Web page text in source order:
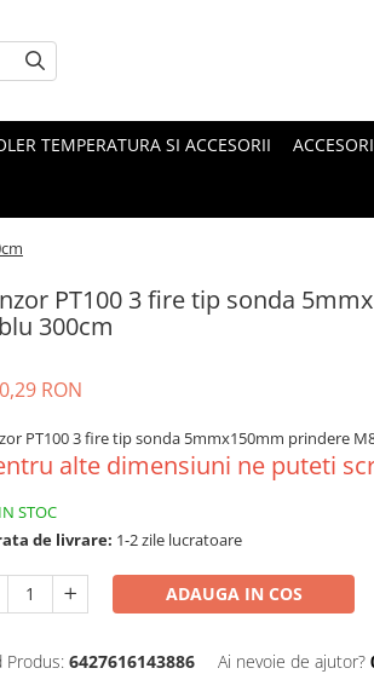
TEMPERATURA SI ACCESORII
PT100 3 fire tip sonda
300cm
RON
PT100 3 fire tip sonda 5mmx150mm prindere
alte dimensiuni ne puteti
IN STOC
de livrare: 1-2 zile lucratoare
ADAUGA IN COS
Produs: 6427616143886 Ai nevoie de ajutor?